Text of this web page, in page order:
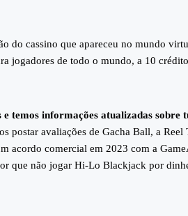
do cassino que apareceu no mundo
jogadores de todo o mundo, a 10
temos informações atualizadas
avaliações de Gacha Ball, a
acordo comercial em 2023 com a
que não jogar Hi-Lo Blackjack por